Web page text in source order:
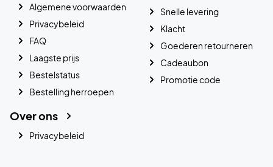
Algemene voorwaarden
Privacybeleid
FAQ
Laagste prijs
Bestelstatus
Bestelling herroepen
Snelle levering
Klacht
Goederen retourneren
Cadeaubon
Promotie code
Over ons
Privacybeleid